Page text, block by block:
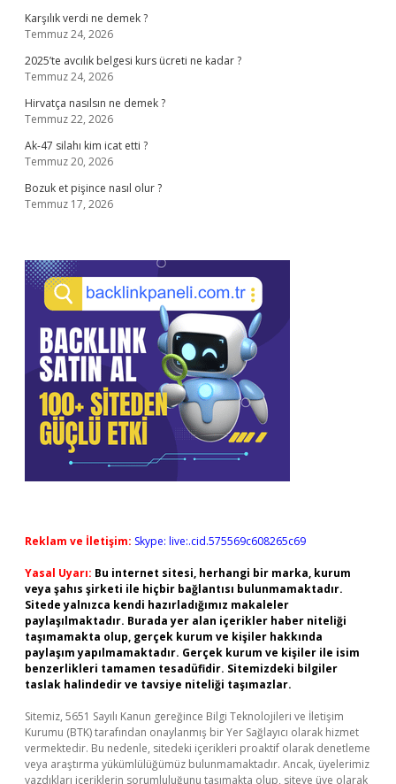
Karşılık verdi ne demek ?
Temmuz 24, 2026
2025’te avcılık belgesi kurs ücreti ne kadar ?
Temmuz 24, 2026
Hirvatça nasılsın ne demek ?
Temmuz 22, 2026
Ak-47 silahı kim icat etti ?
Temmuz 20, 2026
Bozuk et pişince nasıl olur ?
Temmuz 17, 2026
Reklam ve İletişim: Skype: live:.cid.575569c608265c69
Yasal Uyarı: Bu internet sitesi, herhangi bir marka, kurum
veya şahıs şirketi ile hiçbir bağlantısı bulunmamaktadır.
Sitede yalnızca kendi hazırladığımız makaleler
paylaşılmaktadır. Burada yer alan içerikler haber niteliği
taşımamakta olup, gerçek kurum ve kişiler hakkında
paylaşım yapılmamaktadır. Gerçek kurum ve kişiler ile isim
benzerlikleri tamamen tesadüfidir. Sitemizdeki bilgiler
taslak halindedir ve tavsiye niteliği taşımazlar.
Sitemiz, 5651 Sayılı Kanun gereğince Bilgi Teknolojileri ve İletişim
Kurumu (BTK) tarafından onaylanmış bir Yer Sağlayıcı olarak hizmet
vermektedir. Bu nedenle, sitedeki içerikleri proaktif olarak denetleme
veya araştırma yükümlülüğümüz bulunmamaktadır. Ancak, üyelerimiz
yazdıkları içeriklerin sorumluluğunu taşımakta olup, siteye üye olarak